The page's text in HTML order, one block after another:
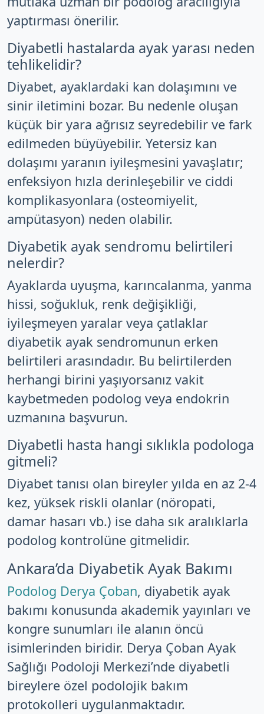
yaptırması önerilir.
Diyabetli hastalarda ayak yarası neden
tehlikelidir?
Diyabet, ayaklardaki kan dolaşımını ve
sinir iletimini bozar. Bu nedenle oluşan
küçük bir yara ağrısız seyredebilir ve fark
edilmeden büyüyebilir. Yetersiz kan
dolaşımı yaranın iyileşmesini yavaşlatır;
enfeksiyon hızla derinleşebilir ve ciddi
komplikasyonlara (osteomiyelit,
ampütasyon) neden olabilir.
Diyabetik ayak sendromu belirtileri
nelerdir?
Ayaklarda uyuşma, karıncalanma, yanma
hissi, soğukluk, renk değişikliği,
iyileşmeyen yaralar veya çatlaklar
diyabetik ayak sendromunun erken
belirtileri arasındadır. Bu belirtilerden
herhangi birini yaşıyorsanız vakit
kaybetmeden podolog veya endokrin
uzmanına başvurun.
Diyabetli hasta hangi sıklıkla podologa
gitmeli?
Diyabet tanısı olan bireyler yılda en az 2-4
kez, yüksek riskli olanlar (nöropati,
damar hasarı vb.) ise daha sık aralıklarla
podolog kontrolüne gitmelidir.
Ankara’da Diyabetik Ayak Bakımı
Podolog Derya Çoban, diyabetik ayak
bakımı konusunda akademik yayınları ve
kongre sunumları ile alanın öncü
isimlerinden biridir. Derya Çoban Ayak
Sağlığı Podoloji Merkezi’nde diyabetli
bireylere özel podolojik bakım
protokolleri uygulanmaktadır.